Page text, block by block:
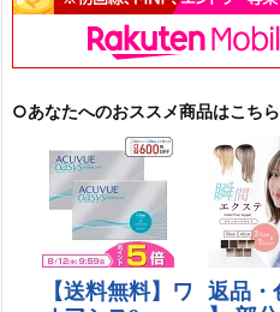
○あなたへのおススメ商品はこちら